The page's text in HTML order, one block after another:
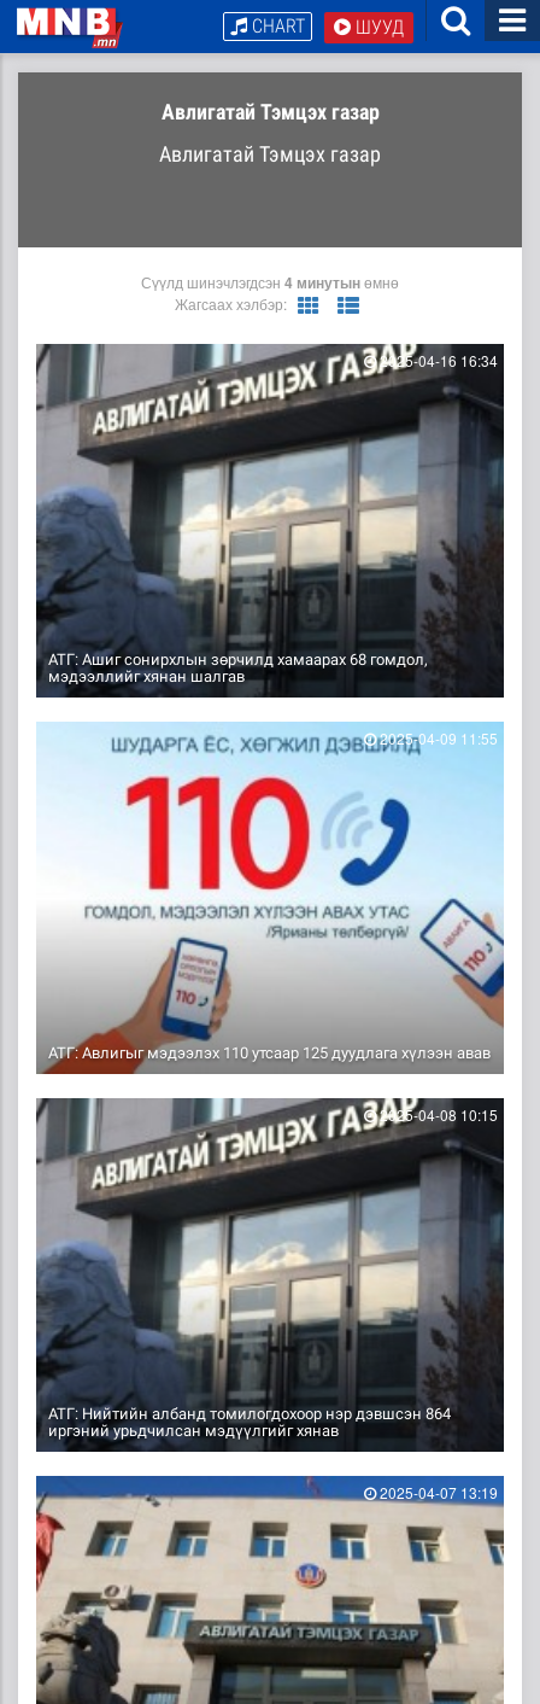
ШУУД
CHART
Авлигатай Тэмцэх газар
Авлигатай Тэмцэх газар
Сүүлд шинэчлэгдсэн 4 минутынөмнө
Жагсаах хэлбэр:
АТГ: Ашиг сонирхлын зөрчилд хамаарах 68 гомдол,
мэдээллийг хянан шалгав
2025-04-16 16:34
АТГ: Авлигыг мэдээлэх 110 утсаар 125 дуудлага хүлээн авав
2025-04-09 11:55
АТГ: Нийтийн албанд томилогдохоор нэр дэвшсэн 864
иргэний урьдчилсан мэдүүлгийг хянав
2025-04-08 10:15
2025-04-07 13:19